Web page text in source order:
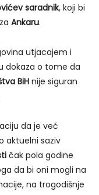
saradnik, koji bi
Ankaru.
utjacajem i
dokaza o tome da
BiHnije siguran
da je već
aktuelni saziv
čak pola godine
da bi oni mogli na
na trogodišnje